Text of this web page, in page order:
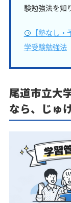
験勉強法を知
【塾なし
学受験勉強法
尾道市立大
なら、じゅ